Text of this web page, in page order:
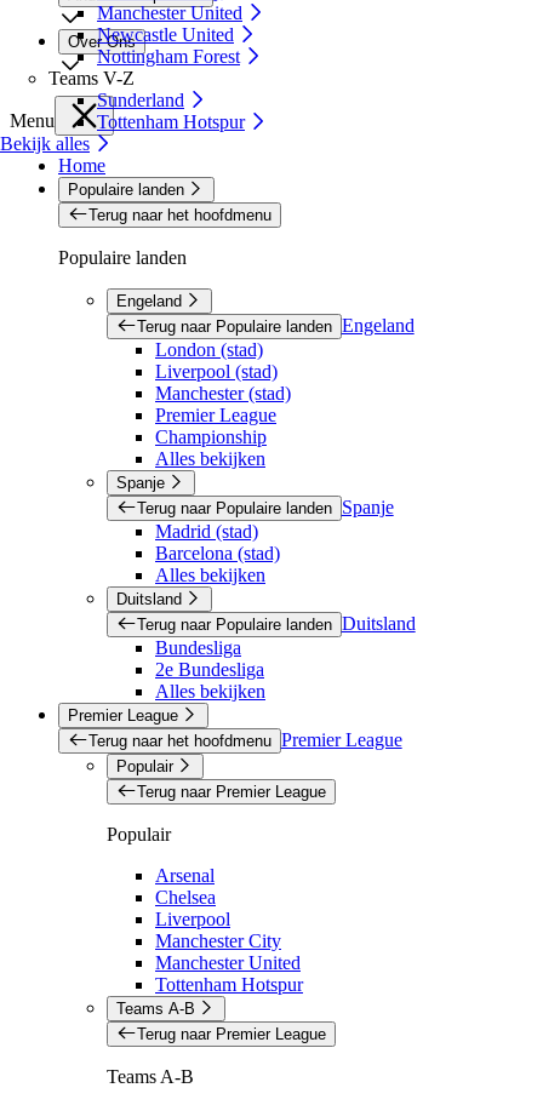
Manchester United
Newcastle United
Nottingham Forest
Teams V-Z
Sunderland
Tottenham Hotspur
Bekijk alles
Over Ons
Menu
Home
Populaire landen
Terug naar het hoofdmenu
Populaire landen
Engeland
Terug naar Populaire landen Engeland
London (stad)
Liverpool (stad)
Manchester (stad)
Premier League
Championship
Alles bekijken
Spanje
Terug naar Populaire landen
Spanje
Madrid (stad)
Barcelona (stad)
Alles bekijken
Duitsland
Terug naar Populaire landen Duitsland
Bundesliga
2e Bundesliga
Alles bekijken
Premier League
Terug naar het hoofdmenu Premier League
Populair
Terug naar Premier League
Populair
Arsenal
Chelsea
Liverpool
Manchester City
Manchester United
Tottenham Hotspur
Teams A-B
Terug naar Premier League
Teams A-B